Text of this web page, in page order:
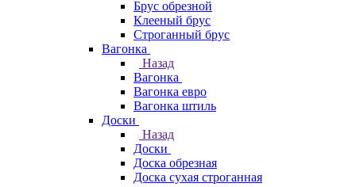
Брус обрезной
Клееный брус
Строганный брус
Вагонка
Назад
Вагонка
Вагонка евро
Вагонка штиль
Доски
Назад
Доски
Доска обрезная
Доска сухая строганная